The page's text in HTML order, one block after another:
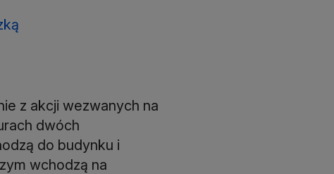
z akcji wezwanych na
dwóch
do budynku i
wchodzą na